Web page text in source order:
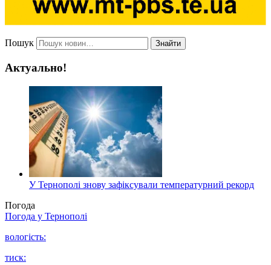
Пошук Знайти
Актуально!
У Тернополі знову зафіксували температурний рекорд
Погода
Погода у Тернополі
вологість:
тиск: